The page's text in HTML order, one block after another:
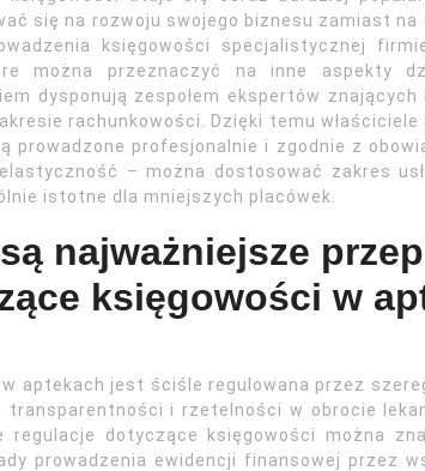
się na rozwoju swojego biznesu zamiast na
księgowości specjalistycznej
można przeznaczyć na inne aspekty
dysponują zespołem ekspertów
rachunkowości. Dzięki temu
prowadzone profesjonalnie i zgodnie z
– można dostosować zakres
istotne dla mniejszych placówek.
najważniejsze
księgowości w
w aptekach jest ściśle regulowana przez
transparentności i rzetelności w obrocie
regulacje dotyczące księgowości można
prowadzenia ewidencji finansowej przez